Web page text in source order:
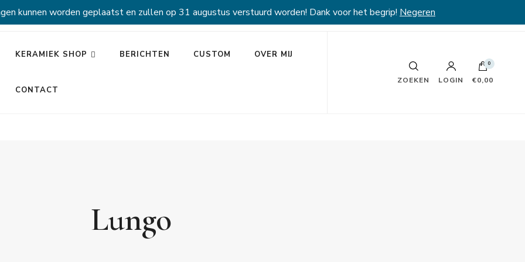
kunnen worden geplaatst en zullen op 31 augustus verstuurd worden! Dank voor het begrip! Negeren
KERAMIEK SHOP BERICHTEN CUSTOM OVER MIJ
CONTACT
ZOEKEN LOGIN
0
€0,00
Lungo